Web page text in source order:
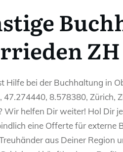
Hilfe bei der Buchhaltung in
47.274440, 8.578380, Zürich,
Wir helfen Dir weiter! Hol Dir
eine Offerte für externe
aus Deiner Region